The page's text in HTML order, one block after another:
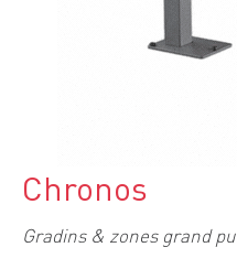
Chronos
Gradins & zones grand